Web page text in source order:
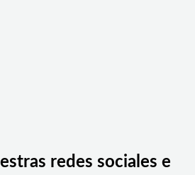
redes sociales e